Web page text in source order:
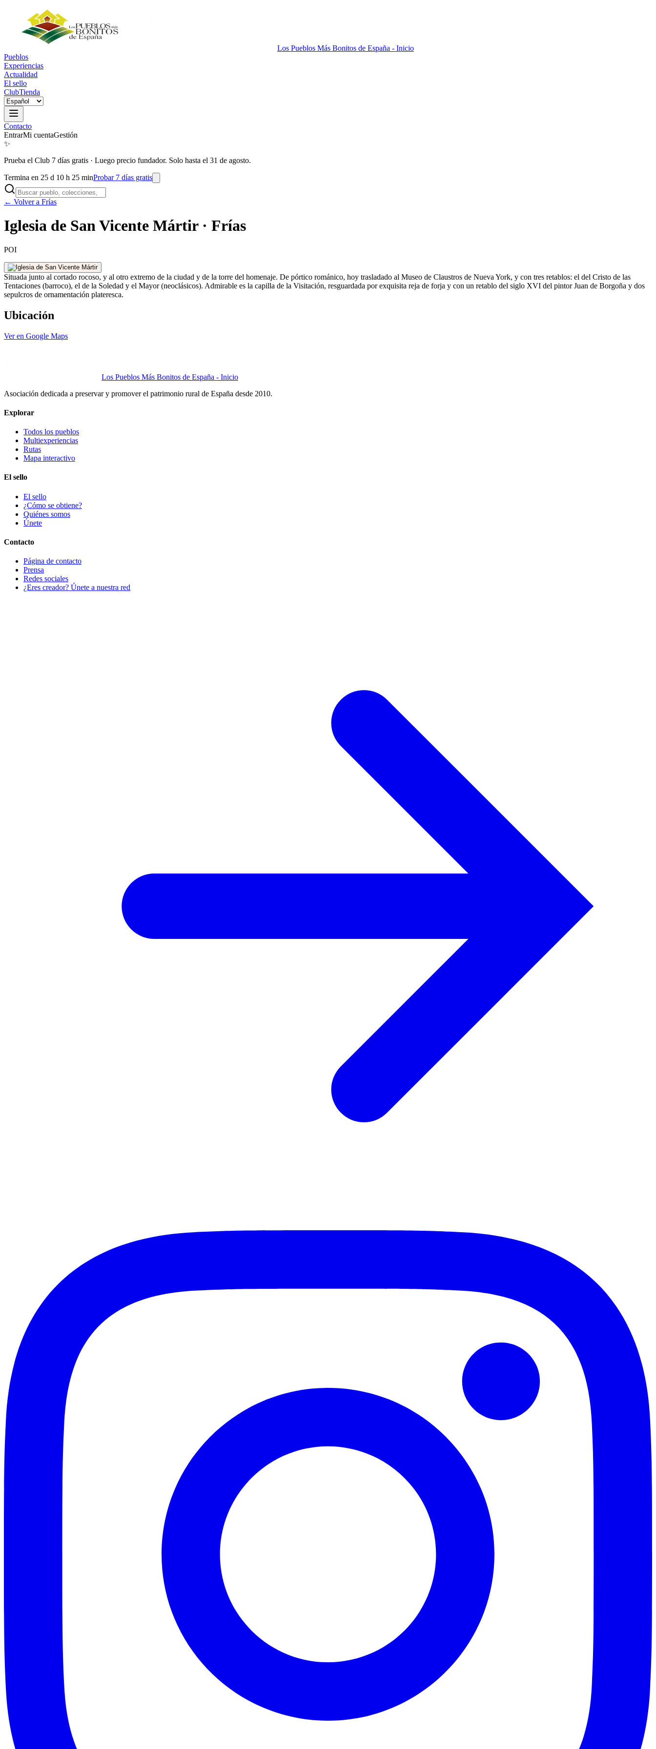
Los Pueblos Más Bonitos de España - Inicio
Pueblos
Experiencias
Actualidad
El sello
ClubTienda
Contacto
EntrarMi cuentaGestión
✨
Prueba el Club 7 días gratis · Luego precio fundador. Solo hasta el 31 de agosto.
Termina en 25 d 10 h 25 minProbar 7 días gratis
← Volver a Frías
Iglesia de San Vicente Mártir · Frías
POI
Situada junto al cortado rocoso, y al otro extremo de la ciudad y de la torre del homenaje. De pórtico románico, hoy trasladado al Museo de Claustros de Nueva York, y con tres retablos: el del Cristo de las
Tentaciones (barroco), el de la Soledad y el Mayor (neoclásicos). Admirable es la capilla de la Visitación, resguardada por exquisita reja de forja y con un retablo del siglo XVI del pintor Juan de Borgoña y dos
sepulcros de ornamentación plateresca.
Ubicación
Ver en Google Maps
Los Pueblos Más Bonitos de España - Inicio
Asociación dedicada a preservar y promover el patrimonio rural de España desde 2010.
Explorar
Todos los pueblos
Multiexperiencias
Rutas
Mapa interactivo
El sello
El sello
¿Cómo se obtiene?
Quiénes somos
Únete
Contacto
Página de contacto
Prensa
Redes sociales
¿Eres creador? Únete a nuestra red